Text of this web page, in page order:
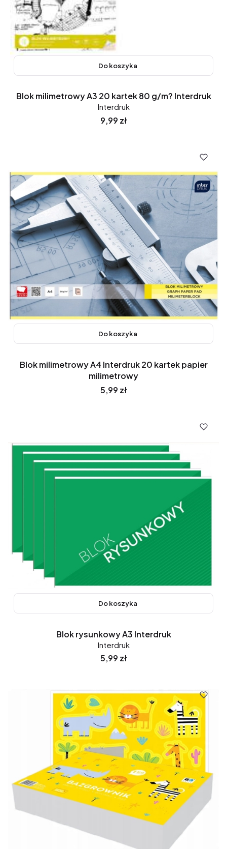
Do koszyka
Blok milimetrowy A3 20 kartek 80 g/m? Interdruk
Interdruk
Cena
9,99 zł
Do koszyka
Blok milimetrowy A4 Interdruk 20 kartek papier
milimetrowy
Cena
5,99 zł
Do koszyka
Blok rysunkowy A3 Interdruk
Interdruk
Cena
5,99 zł